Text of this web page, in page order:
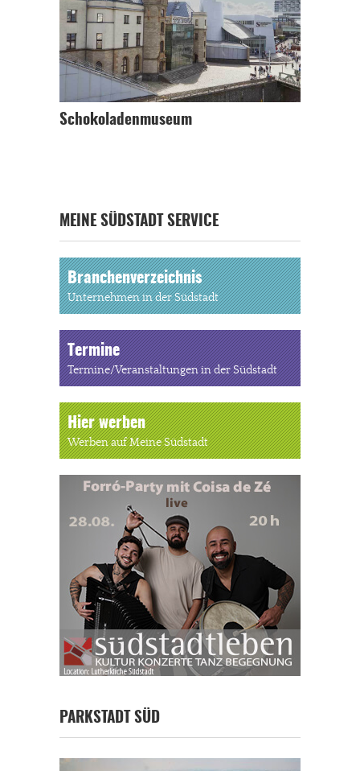
Schokoladenmuseum
MEINE SÜDSTADT SERVICE
Branchenverzeichnis
Unternehmen in der Südstadt
Termine
Termine/Veranstaltungen in der Südstadt
Hier werben
Werben auf Meine Südstadt
PARKSTADT SÜD